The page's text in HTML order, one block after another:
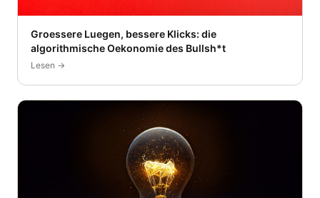
Groessere Luegen, bessere Klicks: die
algorithmische Oekonomie des Bullsh*t
Lesen →